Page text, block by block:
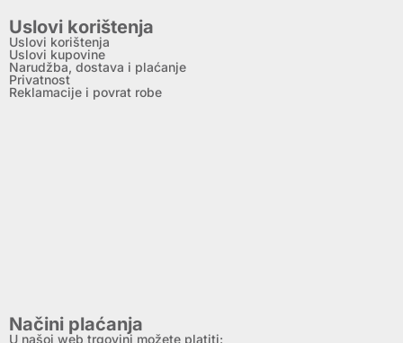
Uslovi korištenja
Uslovi korištenja
Uslovi kupovine
Narudžba, dostava i plaćanje
Privatnost
Reklamacije i povrat robe
Načini plaćanja
U našoj web trgovini možete platiti: